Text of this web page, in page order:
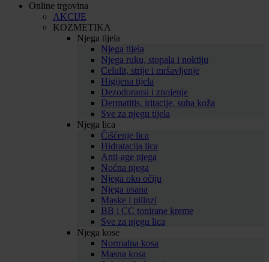
Online trgovina
AKCIJE
KOZMETIKA
Njega tijela
Njega tijela
Njega ruku, stopala i noktiju
Celulit, strije i mršavljenje
Higijena tijela
Dezodoransi i znojenje
Dermatitis, iritacije, suha koža
Sve za njegu tijela
Njega lica
Čišćenje lica
Hidratacija lica
Anti-age njega
Noćna njega
Njega oko očiju
Njega usana
Maske i pilinzi
BB i CC tonirane kreme
Sve za njegu lica
Njega kose
Normalna kosa
Masna kosa